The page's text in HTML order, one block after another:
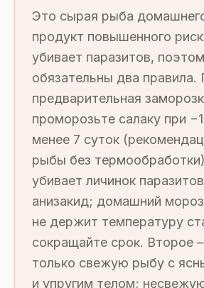
Это сырая рыба
продукт повышенного
убивает паразитов,
обязательны два правила.
предварительная
проморозьте салаку при
менее 7 суток
рыбы без
убивает личинок
анизакид; домашний
не держит температуру
сокращайте срок. Второе
только свежую рыбу с
и упругим телом;